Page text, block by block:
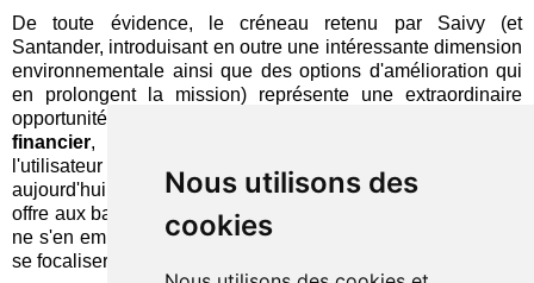
Nous utilisons des
cookies
De toute évidence, le créneau retenu par Saivy (et
Santander, introduisant en outre une intéressante dimension
environnementale ainsi que des options d'amélioration qui
en prolongent la mission) représente une extraordinaire
opportunité pour une approche ciblée de
financier, entre son immense valeur potentielle pour
l'utilisateur final, l'angle mort dans lequel il se trouve
aujourd'hui et les vastes possibilités de monétisation qu'il
offre aux banques… peut-être aux assureurs… et, si ceux-là
ne s'en emparent pas, à de nouveaux entrants capables de
se focaliser sur l'expérience du propriétaire.